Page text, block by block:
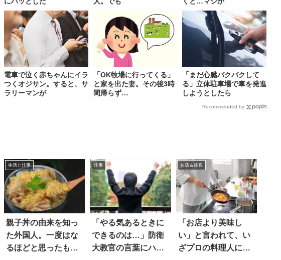
電車で泣く赤ちゃんにイラ
つくオジサン。すると、サ
ラリーマンが
「OK牧場に行ってくる」
と家を出た妻。その後3時
間帰らず…
「まだ心臓バクバクして
る」立体駐車場で車を発進
しようとしたら
Recommended by
生活と仕事
親子丼の由来を知っ
た外国人。一度はな
るほどと思ったもの
仕事
「やる気あるときに
できるのは…」防衛
大教官の言葉にハッ
お店＆接客
「お店より美味し
い」と言われて、い
ざプロの料理人にな